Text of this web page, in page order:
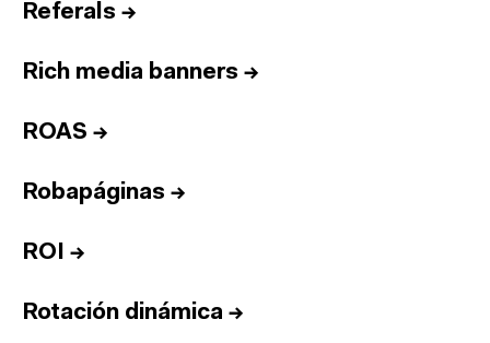
Referals →
Rich media banners →
ROAS →
Robapáginas →
ROI →
Rotación dinámica →